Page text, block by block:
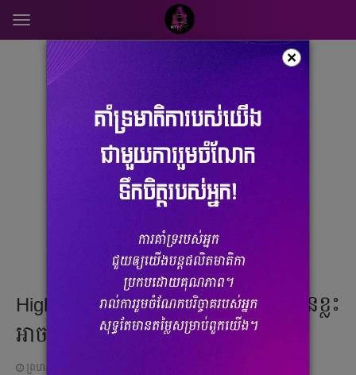
Toggle
navigation
Highlander 2023 ចេញហើយ តែ​បងប្អូនខ្លះ​
អាចខកចិត្តខ្លាំង​ចំពោះ​ម៉ាស៊ីនថ្មីរបស់វា
ព្រហស្បតិ៍, 12 ឧសភា 2022 02:34
×